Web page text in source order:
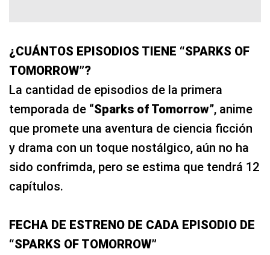
¿CUÁNTOS EPISODIOS TIENE “SPARKS OF
TOMORROW”?
La cantidad de episodios de la primera
temporada de “Sparks of Tomorrow”, anime
que promete una aventura de ciencia ficción
y drama con un toque nostálgico, aún no ha
sido confrimda, pero se estima que tendrá 12
capítulos.
FECHA DE ESTRENO DE CADA EPISODIO DE
“SPARKS OF TOMORROW”